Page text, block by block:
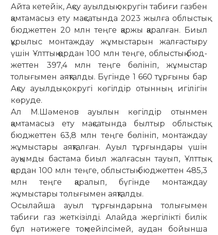
Айта кетейік, Ақсу ауылдық окру­гін табиғи газбен
қамтамасыз ету мақсатында 2023 жылға облыстық
бюд­жеттен 20 млн теңге қаржы қаралған. Биыл
құрылыс монтаждау жұмыстарын жалғастыру
үшін Ұлттық қордан 100 млн теңге, облыстық бюд­
жеттен 397,4 млн теңге бөлініп, жұмыстар
толығымен аяқталды. Бү­гінде 1 660 тұрғыны бар
Ақсу ауылдық округі көгілдір отынның игілігін
көруде.
Ал М.Шәменов ауылын көгілдір отынмен
қамтамасыз ету мақсатында былтыр облыстық
бюджеттен 63,8 млн теңге бөлініп, монтаждау
жұ­мыстары аяқталған. Ауыл тұрғын­дары үшін
ауқымды бастама биыл жал­ғасын тауып, Ұлттық
қордан 100 млн теңге, облыстық бюджеттен 485,3
млн теңге қаралып, бүгінде мон­­таж­дау
жұмыстары толығымен аяқ­талды.
Осылайша ауыл тұрғындарына толығымен
табиғи газ жеткізілді. Алай­­­да жергілікті билік
бұл нәтижеге тоқ­мейілсімей, аудан бойынша